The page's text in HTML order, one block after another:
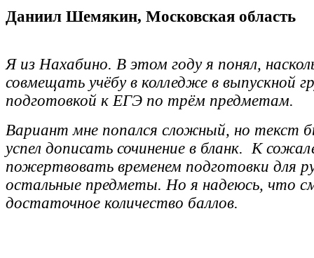
Даниил Шемякин, Московская область
Я из Нахабино. В этом году я понял,
совмещать учёбу в колледже в выпускной
подготовкой к ЕГЭ по трём предметам.
Вариант мне попался сложный, но текст
успел дописать сочинение в бланк. К
пожертвовать временем подготовки для
остальные предметы. Но я надеюсь, что
достаточное количество баллов.